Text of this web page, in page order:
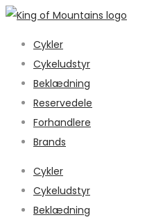
Cykler
Cykeludstyr
Beklædning
Reservedele
Forhandlere
Brands
Cykler
Cykeludstyr
Beklædning